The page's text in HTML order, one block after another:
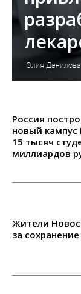
Юлия Данилова
Россия
новый кампус
15 тысяч
миллиардов
Жители
за